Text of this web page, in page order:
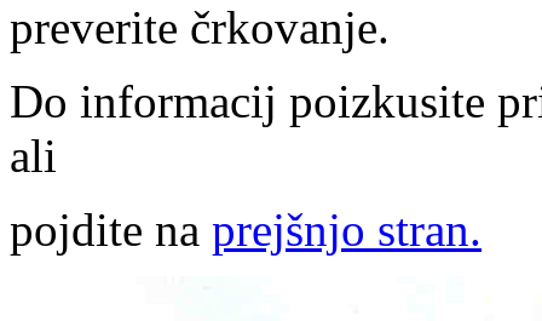
preverite črkovanje.
Do informacij poizkusite
ali
pojdite na prejšnjo stran.